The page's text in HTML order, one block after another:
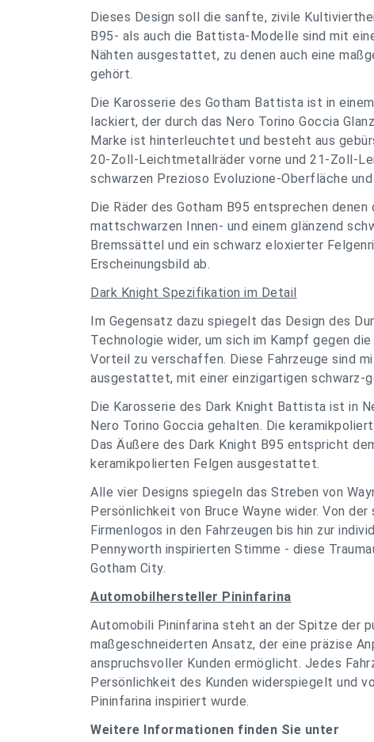
Dieses Design soll die sanfte, zivile
B95- als auch die Battista-Modelle sind mit
Nähten ausgestattet, zu denen auch eine
gehört.
Die Karosserie des Gotham Battista ist in
lackiert, der durch das Nero Torino Goccia
Marke ist hinterleuchtet und besteht aus
20-Zoll-Leichtmetallräder vorne und 21-Zoll-
schwarzen Prezioso Evoluzione-Oberfläche
Die Räder des Gotham B95 entsprechen
mattschwarzen Innen- und einem glänzend
Bremssättel und ein schwarz eloxierter
Erscheinungsbild ab.
Dark Knight Spezifikation im Detail
Im Gegensatz dazu spiegelt das Design des
Technologie wider, um sich im Kampf gegen
Vorteil zu verschaffen. Diese Fahrzeuge sind
ausgestattet, mit einer einzigartigen schwarz-
Die Karosserie des Dark Knight Battista ist in
Nero Torino Goccia gehalten. Die
Das Äußere des Dark Knight B95 entspricht
keramikpolierten Felgen ausgestattet.
Alle vier Designs spiegeln das Streben von
Persönlichkeit von Bruce Wayne wider. Von
Firmenlogos in den Fahrzeugen bis hin zur
Pennyworth inspirierten Stimme - diese
Gotham City.
Automobilhersteller Pininfarina
Automobili Pininfarina steht an der Spitze der
maßgeschneiderten Ansatz, der eine präzise
anspruchsvoller Kunden ermöglicht. Jedes
Persönlichkeit des Kunden widerspiegelt und
Pininfarina inspiriert wurde.
Weitere Informationen finden Sie unter